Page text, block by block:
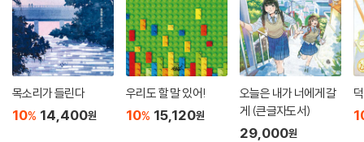
목소리가 들린다
10% 14,400원
우리도 할 말 있어!
10% 15,120원
오늘은 내가 너에게 갈
게 (큰글자도서)
29,000원